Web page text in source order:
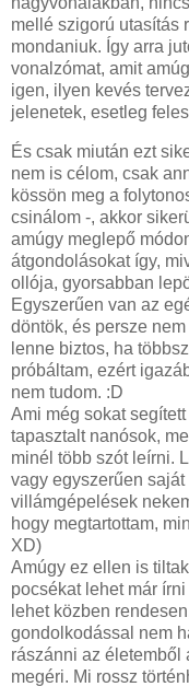
mellé szigorú utasítás
mondaniuk. Így arra
vonalzómat, amit
igen, ilyen kevés
jelenetek, esetleg
És csak miután ezt
nem is célom, csak
kössön meg a
csinálom -, akkor
amúgy meglepő
átgondolásokat így,
ollója, gyorsabban
Egyszerűen van az
döntök, és persze
lenne biztos, ha
próbáltam, ezért
nem tudom. :D
Ami még sokat
tapasztalt nanósok,
minél több szót leírni.
vagy egyszerűen
villámgépelések
hogy megtartottam,
XD)
Amúgy ez ellen is
pocsékat lehet már
lehet közben
gondolkodással nem
rászánni az életemből
megéri. Mi rossz